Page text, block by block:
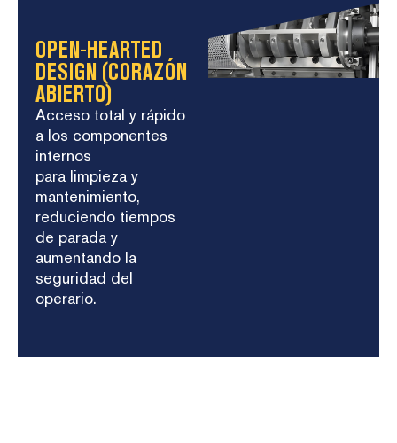
OPEN-HEARTED
DESIGN (CORAZÓN
ABIERTO)
Acceso total y rápido
a los componentes
internos
para limpieza y
mantenimiento,
reduciendo tiempos
de parada y
aumentando la
seguridad del
operario.